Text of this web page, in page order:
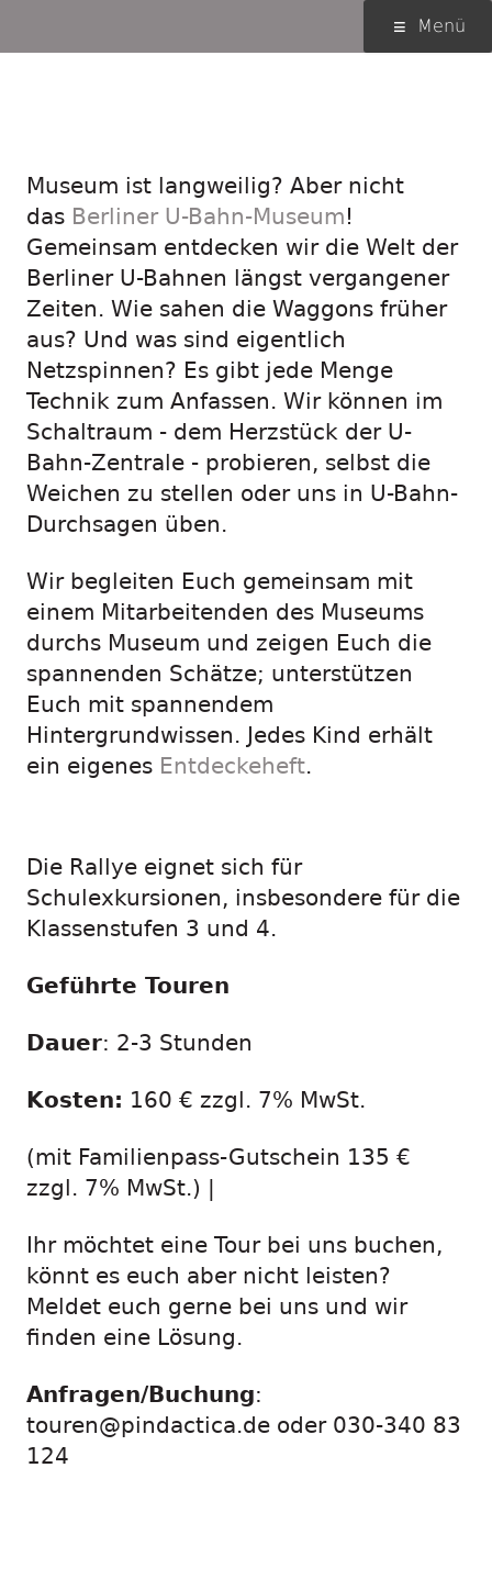
Menü
Menü
Museum ist langweilig? Aber nicht
das Berliner U-Bahn-Museum!
Gemeinsam entdecken wir die Welt der
Berliner U-Bahnen längst vergangener
Zeiten. Wie sahen die Waggons früher
aus? Und was sind eigentlich
Netzspinnen? Es gibt jede Menge
Technik zum Anfassen. Wir können im
Schaltraum - dem Herzstück der U-
Bahn-Zentrale - probieren, selbst die
Weichen zu stellen oder uns in U-Bahn-
Durchsagen üben.
Wir begleiten Euch gemeinsam mit
einem Mitarbeitenden des Museums
durchs Museum und zeigen Euch die
spannenden Schätze; unterstützen
Euch mit spannendem
Hintergrundwissen. Jedes Kind erhält
ein eigenes Entdeckeheft.
Die Rallye eignet sich für
Schulexkursionen, insbesondere für die
Klassenstufen 3 und 4.
Geführte Touren
Dauer: 2-3 Stunden
Kosten: 160 € zzgl. 7% MwSt.
(mit Familienpass-Gutschein 135 €
zzgl. 7% MwSt.) |
Ihr möchtet eine Tour bei uns buchen,
könnt es euch aber nicht leisten?
Meldet euch gerne bei uns und wir
finden eine Lösung.
Anfragen/Buchung:
touren@pindactica.de oder 030-340 83
124